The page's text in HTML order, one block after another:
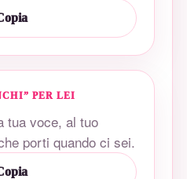
PER LEI
tua voce, al tuo
porti quando ci sei.